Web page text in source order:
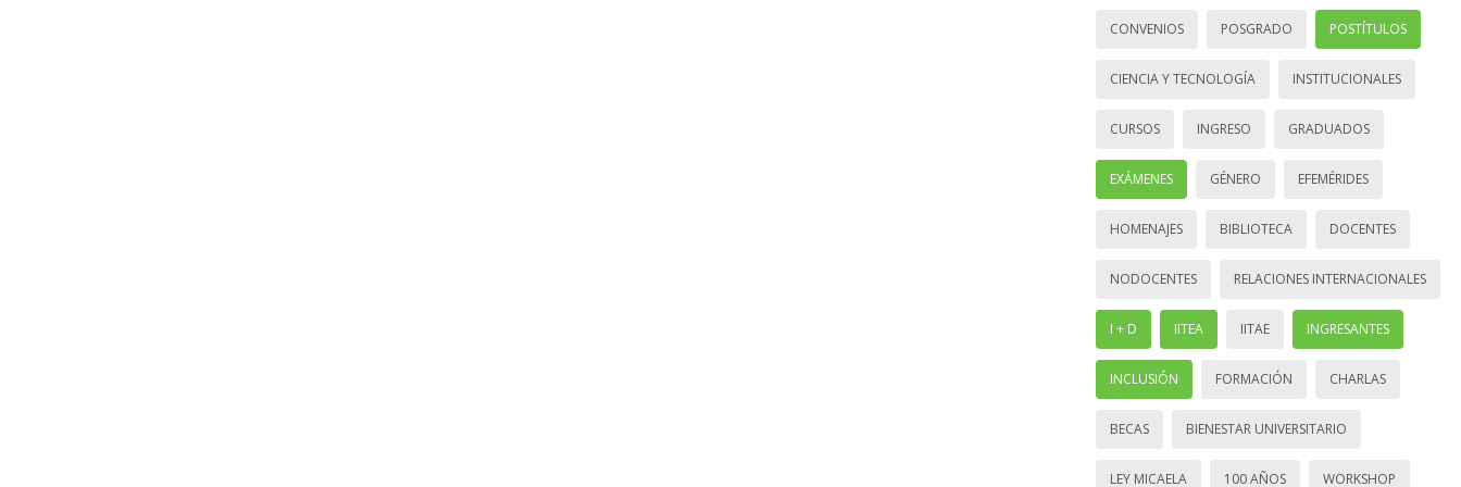
CONVENIOS POSGRADO POSTÍTULOS
CIENCIA Y TECNOLOGÍA INSTITUCIONALES
CURSOS INGRESO GRADUADOS
EXÁMENES GÉNERO EFEMÉRIDES
HOMENAJES BIBLIOTECA DOCENTES
NODOCENTES RELACIONES INTERNACIONALES
I + D IITEA IITAE INGRESANTES
INCLUSIÓN FORMACIÓN CHARLAS
BECAS BIENESTAR UNIVERSITARIO
LEY MICAELA 100 AÑOS WORKSHOP